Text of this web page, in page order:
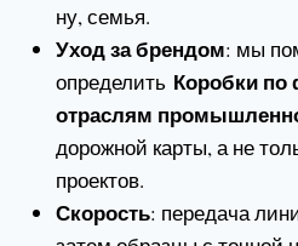
ну, семья.
Уход за брендом: мы
определить Коробки
отраслям
дорожной карты, а не
проектов.
Скорость: передача